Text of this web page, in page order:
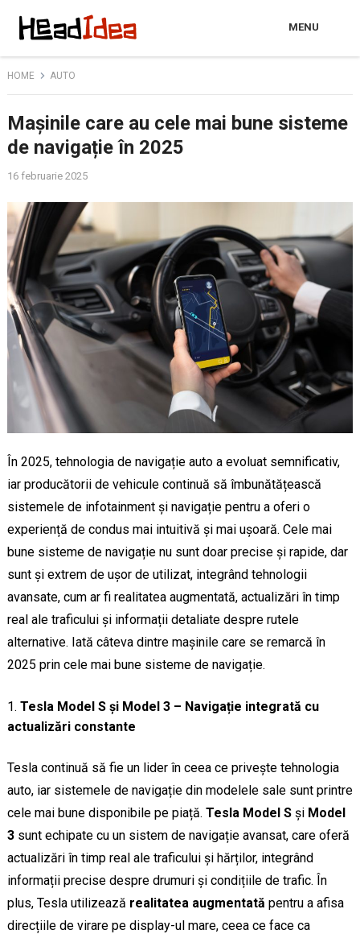
MENU
HOME AUTO
Mașinile care au cele mai bune sisteme
de navigație în 2025
16 februarie 2025
În 2025, tehnologia de navigație auto a evoluat semnificativ,
iar producătorii de vehicule continuă să îmbunătățească
sistemele de infotainment și navigație pentru a oferi o
experiență de condus mai intuitivă și mai ușoară. Cele mai
bune sisteme de navigație nu sunt doar precise și rapide, dar
sunt și extrem de ușor de utilizat, integrând tehnologii
avansate, cum ar fi realitatea augmentată, actualizări în timp
real ale traficului și informații detaliate despre rutele
alternative. Iată câteva dintre mașinile care se remarcă în
2025 prin cele mai bune sisteme de navigație.
Tesla Model S și Model 3 – Navigație integrată cu
actualizări constante
Tesla continuă să fie un lider în ceea ce privește tehnologia
auto, iar sistemele de navigație din modelele sale sunt printre
cele mai bune disponibile pe piață. Tesla Model Sși Model
3sunt echipate cu un sistem de navigație avansat, care oferă
actualizări în timp real ale traficului și hărților, integrând
informații precise despre drumuri și condițiile de trafic. În
plus, Tesla utilizează realitatea augmentată pentru a afisa
direcțiile de virare pe display-ul mare, ceea ce face ca